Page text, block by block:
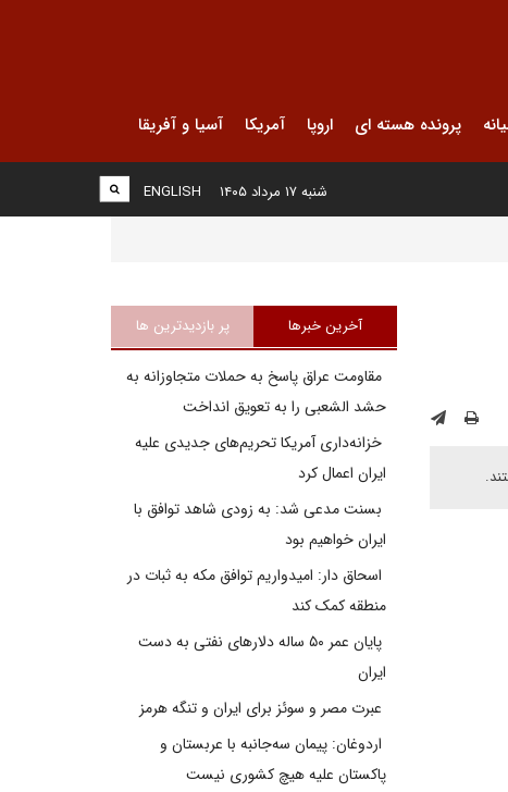
پرونده هسته ای اروپا آمریکا آسیا و آفریقا
ENGLISH شنبه ۱۷ مرداد ۱۴۰۵
آخرین خبرها پر بازدیدترین ها
مقاومت عراق پاسخ به حملات متجاوزانه به
حشد الشعبی را به تعویق انداخت
خزانه‌داری آمریکا تحریم‌های جدیدی علیه
ایران اعمال کرد
بسنت مدعی شد: به زودی شاهد توافق با
ایران خواهیم بود
اسحاق دار: امیدواریم توافق مکه به ثبات در
منطقه کمک کند
پایان عمر ۵۰ ساله دلارهای نفتی به دست
ایران
عبرت مصر و سوئز برای ایران و تنگه هرمز
اردوغان: پیمان سه‌جانبه با عربستان و
پاکستان علیه هیچ کشوری نیست